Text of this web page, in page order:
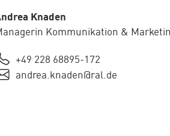
Knaden
Kommunikation &
+49 228 68895-172
andrea.knaden@ral.de